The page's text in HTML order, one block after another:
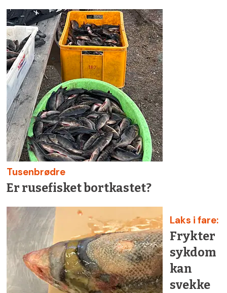
Tusenbrødre
Er rusefisket bortkastet?
Laks i fare:
Frykter
sykdom
kan
svekke